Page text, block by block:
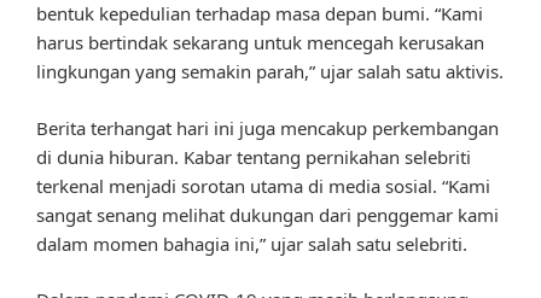
bentuk kepedulian terhadap masa depan bumi. “Kami
harus bertindak sekarang untuk mencegah kerusakan
lingkungan yang semakin parah,” ujar salah satu aktivis.
Berita terhangat hari ini juga mencakup perkembangan
di dunia hiburan. Kabar tentang pernikahan selebriti
terkenal menjadi sorotan utama di media sosial. “Kami
sangat senang melihat dukungan dari penggemar kami
dalam momen bahagia ini,” ujar salah satu selebriti.